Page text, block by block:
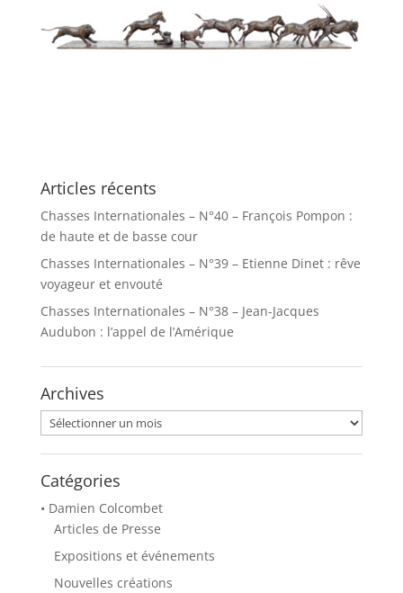
Articles récents
Chasses Internationales – N°40 – François Pompon :
de haute et de basse cour
Chasses Internationales – N°39 – Etienne Dinet : rêve
voyageur et envouté
Chasses Internationales – N°38 – Jean-Jacques
Audubon : l’appel de l’Amérique
Archives
Archives
Catégories
• Damien Colcombet
Articles de Presse
Expositions et événements
Nouvelles créations